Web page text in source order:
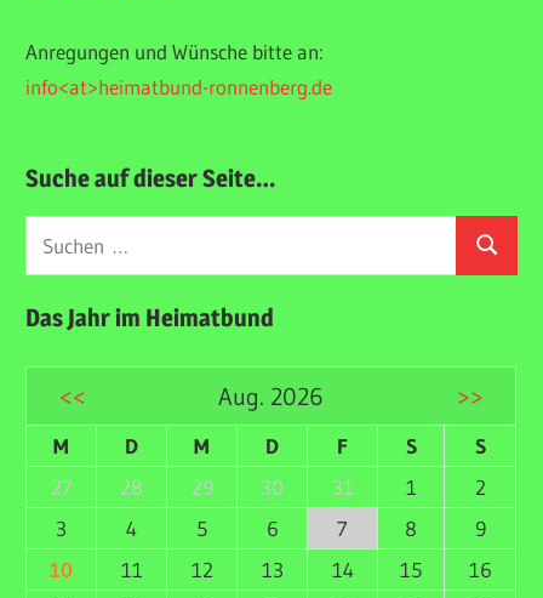
Anregungen und Wünsche bitte an:
info<at>heimatbund-ronnenberg.de
Suche auf dieser Seite…
Suchen
Das Jahr im Heimatbund
<< Aug. 2026 >>
M D M D F S
S
27
28 29 30 31 1
2
3
4 5 6 7 8
9
10
11 12 13 14 15
16